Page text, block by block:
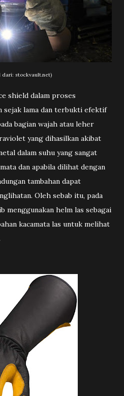
dari: stockvault.net)
shield dalam proses
sejak lama dan terbukti efektif
bagian wajah atau leher
yang dihasilkan akibat
dalam suhu yang sangat
dan apabila dilihat dengan
tambahan dapat
Oleh sebab itu, pada
menggunakan helm las sebagai
kacamata las untuk melihat